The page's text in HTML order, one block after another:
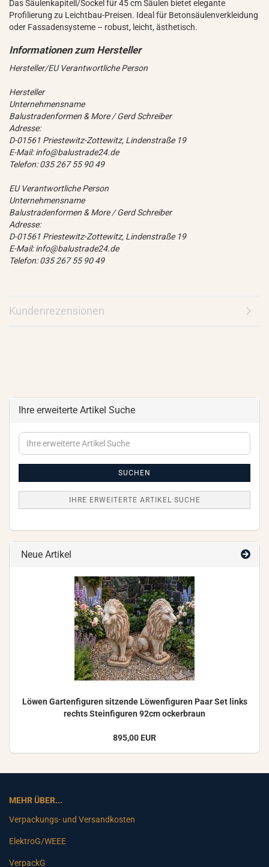
Das Säulenkapitell/Sockel für 45 cm Säulen bietet elegante
Profilierung zu Leichtbau-Preisen. Ideal für Betonsäulenverkleidung
oder Fassadensysteme – robust, leicht, ästhetisch.
Hersteller/EU Verantwortliche Person
Hersteller
Unternehmensname
Balustradenformen & More / Gerd Schreiber
Adresse:
D-01561 Priestewitz-Zottewitz, Lindenstraße 19
E-Mail: info@balustrade24.de
Telefon: 035 267 55 90 49
EU Verantwortliche Person
Unternehmensname
Balustradenformen & More / Gerd Schreiber
Adresse:
D-01561 Priestewitz-Zottewitz, Lindenstraße 19
E-Mail: info@balustrade24.de
Telefon: 035 267 55 90 49
Kundenrezensionen
Ihre erweiterte Artikel Suche
Ihre
erweiterte
SUCHEN
IHRE ERWEITERTE ARTIKEL SUCHE
Neue Artikel
Löwen Gar­ten­fi­gu­ren sit­zen­de Lö­wen­fi­gu­ren Paar Set links
rechts Stein­fi­gu­ren 92cm ocker­braun
895,00 EUR
MEHR ÜBER...
Verpackungs- und Versandkosten
ElektroG/WEEE
VerpackG